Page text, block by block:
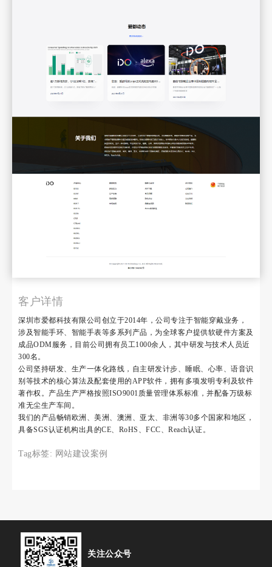
客户详情
深圳市爱都科技有限公司创立于2014年，公司专注于智能穿戴业务，
涉及智能手环、智能手表等多系列产品，为全球客户提供软硬件方案及
成品ODM服务，目前公司拥有员工1000余人，其中研发与技术人员近
300名。
公司坚持研发、生产一体化路线，自主研发计步、睡眠、心率、语音识
别等技术的核心算法及配套使用的APP软件，拥有多项发明专利及软件
著作权。产品生产严格按照ISO9001质量管理体系标准，并配备万级标
准无尘生产车间。
我们的产品畅销欧洲、美洲、澳洲、亚太、非洲等30多个国家和地区，
具备SGS认证机构出具的CE、RoHS、FCC、Reach认证。
Tag标签: 网站建设案例
关注公众号